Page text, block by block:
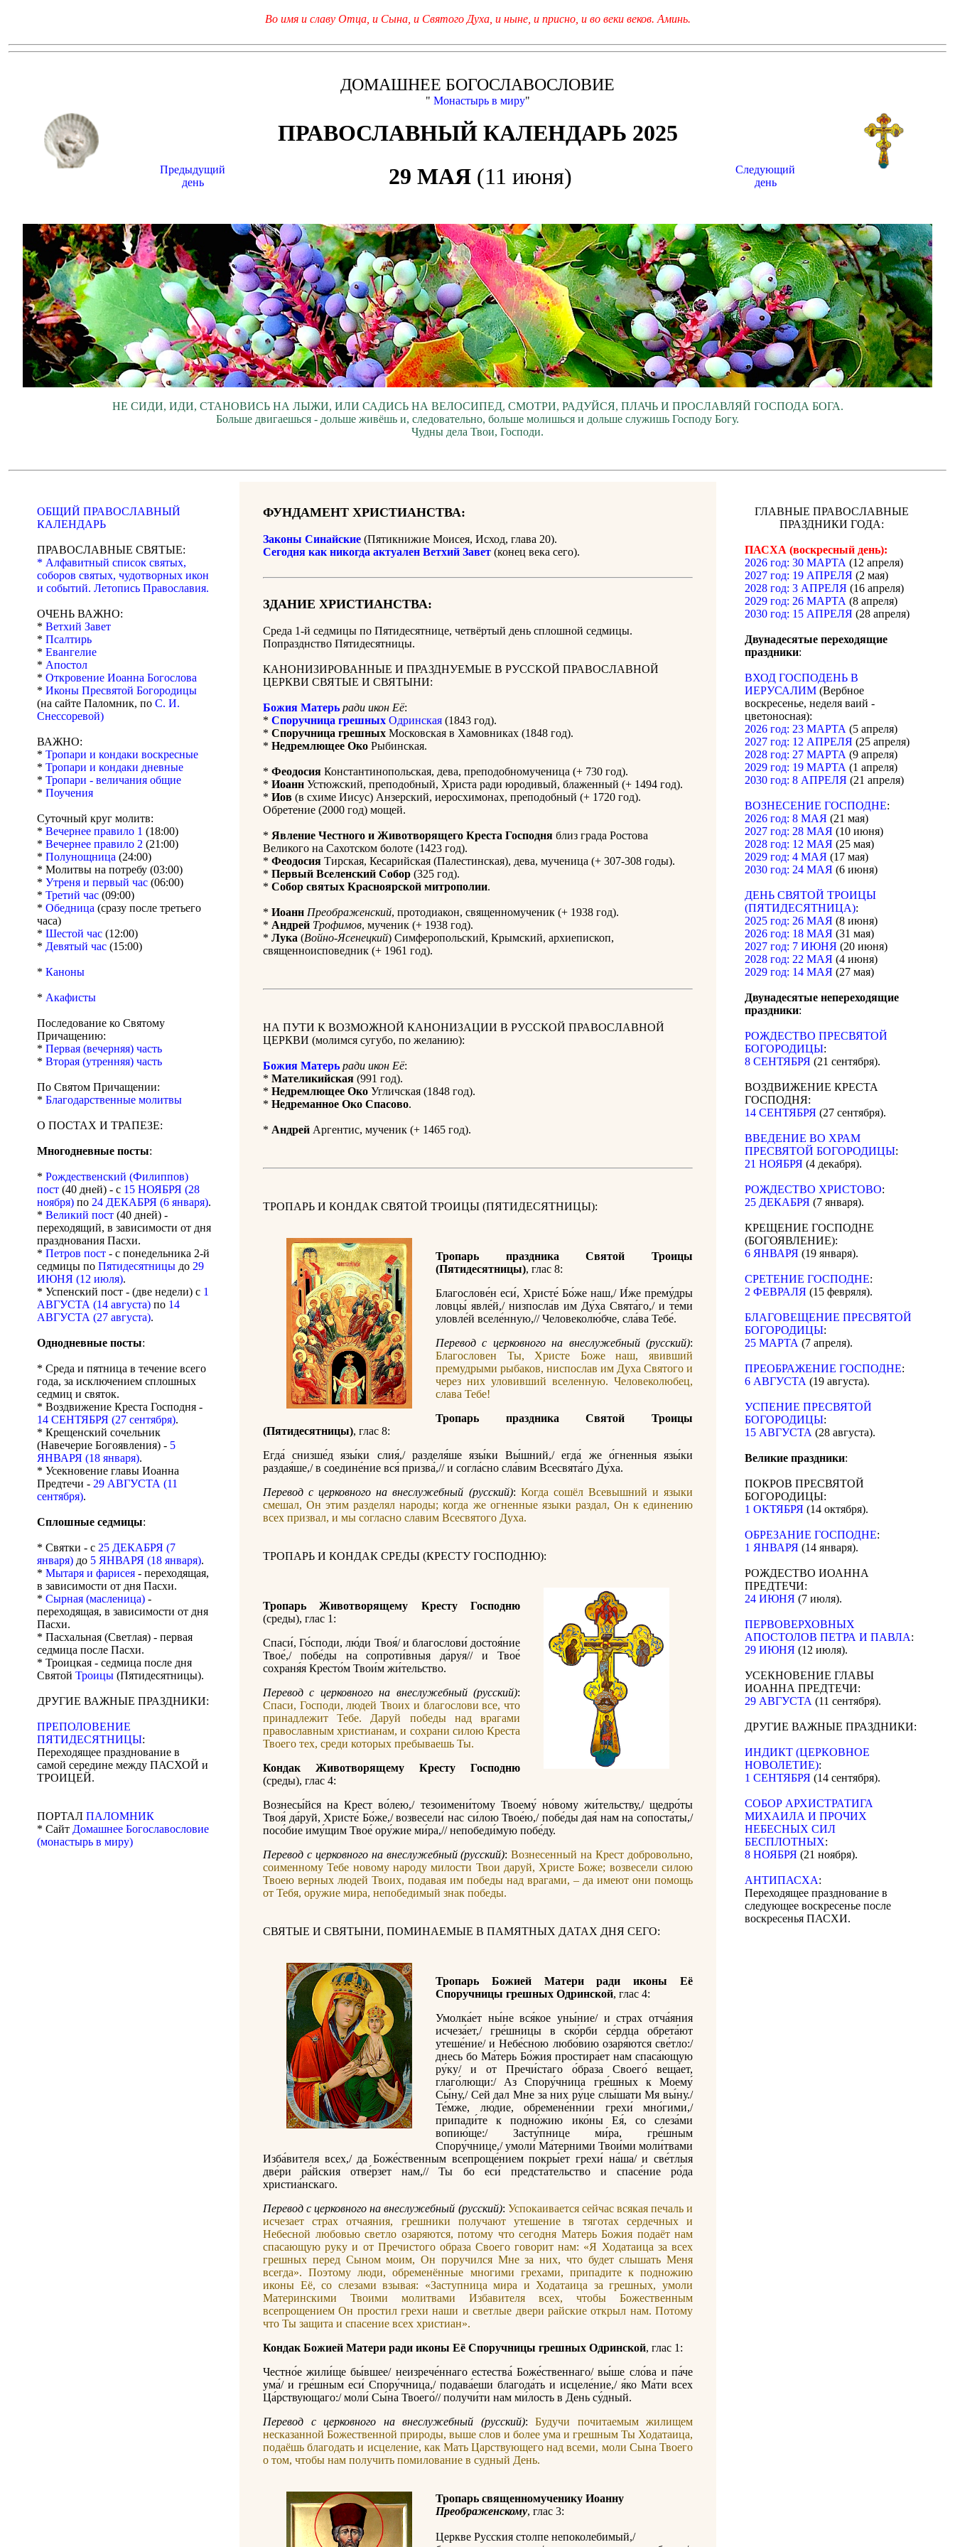
Во имя и славу Отца, и Сына, и Святого Духа, и ныне, и присно, и во веки веков. Аминь.
ДОМАШНЕЕ БОГОСЛАВОСЛОВИЕ
" Монастырь в миру"
ПРАВОСЛАВНЫЙ КАЛЕНДАРЬ 2025
Предыдущий
день
29 МАЯ (11 июня)
Следующий
день
НЕ СИДИ, ИДИ, СТАНОВИСЬ НА ЛЫЖИ, ИЛИ САДИСЬ НА ВЕЛОСИПЕД, СМОТРИ, РАДУЙСЯ, ПЛАЧЬ И ПРОСЛАВЛЯЙ ГОСПОДА БОГА.
Больше двигаешься - дольше живёшь и, следовательно, больше молишься и дольше служишь Господу Богу.
Чудны дела Твои, Господи.
ОБЩИЙ ПРАВОСЛАВНЫЙ
КАЛЕНДАРЬ
ПРАВОСЛАВНЫЕ СВЯТЫЕ:
* Алфавитный список святых,
соборов святых, чудотворных икон
и событий. Летопись Православия.
ОЧЕНЬ ВАЖНО:
* Ветхий Завет
* Псалтирь
* Евангелие
* Апостол
* Откровение Иоанна Богослова
* Иконы Пресвятой Богородицы
(на сайте Паломник, по С. И.
Снессоревой)
ВАЖНО:
* Тропари и кондаки воскресные
* Тропари и кондаки дневные
* Тропари - величания общие
* Поучения
Суточный круг молитв:
* Вечернее правило 1 (18:00)
* Вечернее правило 2 (21:00)
* Полунощница (24:00)
* Молитвы на потребу (03:00)
* Утреня и первый час (06:00)
* Третий час (09:00)
* Обедница (сразу после третьего
часа)
* Шестой час (12:00)
* Девятый час (15:00)
* Каноны
* Акафисты
Последование ко Святому
Причащению:
* Первая (вечерняя) часть
* Вторая (утренняя) часть
По Святом Причащении:
* Благодарственные молитвы
О ПОСТАХ И ТРАПЕЗЕ:
Многодневные посты:
* Рождественский (Филиппов)
пост (40 дней) - с 15 НОЯБРЯ (28
ноября) по 24 ДЕКАБРЯ (6 января).
* Великий пост (40 дней) -
переходящий, в зависимости от дня
празднования Пасхи.
* Петров пост - с понедельника 2-й
седмицы по Пятидесятницы до 29
ИЮНЯ (12 июля).
* Успенский пост - (две недели) с 1
АВГУСТА (14 августа) по 14
АВГУСТА (27 августа).
Однодневные посты:
* Среда и пятница в течение всего
года, за исключением сплошных
седмиц и святок.
* Воздвижение Креста Господня -
14 СЕНТЯБРЯ (27 сентября).
* Крещенский сочельник
(Навечерие Богоявления) - 5
ЯНВАРЯ (18 января).
* Усекновение главы Иоанна
Предтечи - 29 АВГУСТА (11
сентября).
Сплошные седмицы:
* Святки - с 25 ДЕКАБРЯ (7
января) до 5 ЯНВАРЯ (18 января).
* Мытаря и фарисея - переходящая,
в зависимости от дня Пасхи.
* Сырная (масленица) -
переходящая, в зависимости от дня
Пасхи.
* Пасхальная (Светлая) - первая
седмица после Пасхи.
* Троицкая - седмица после дня
Святой Троицы (Пятидесятницы).
ДРУГИЕ ВАЖНЫЕ ПРАЗДНИКИ:
ПРЕПОЛОВЕНИЕ
ПЯТИДЕСЯТНИЦЫ:
Переходящее празднование в
самой середине между ПАСХОЙ и
ТРОИЦЕЙ.
ПОРТАЛ ПАЛОМНИК
* Сайт Домашнее Богославословие
(монастырь в миру)
ФУНДАМЕНТ ХРИСТИАНСТВА:
Законы Синайские (Пятикнижие Моисея, Исход, глава 20).
Сегодня как никогда актуален Ветхий Завет (конец века сего).
ЗДАНИЕ ХРИСТИАНСТВА:
Среда 1-й седмицы по Пятидесятнице, четвёртый день сплошной седмицы.
Попразднство Пятидесятницы.
КАНОНИЗИРОВАННЫЕ И ПРАЗДНУЕМЫЕ В РУССКОЙ ПРАВОСЛАВНОЙ
ЦЕРКВИ СВЯТЫЕ И СВЯТЫНИ:
Божия Матерь ради икон Её:
* Споручница грешных Одринская (1843 год).
* Споручница грешных Московская в Хамовниках (1848 год).
* Недремлющее Око Рыбинская.
* Феодосия Константинопольская, дева, преподобномученица (+ 730 год).
* Иоанн Устюжский, преподобный, Христа ради юродивый, блаженный (+ 1494 год).
* Иов (в схиме Иисус) Анзерский, иеросхимонах, преподобный (+ 1720 год).
Обретение (2000 год) мощей.
* Явление Честного и Животворящего Креста Господня близ града Ростова
Великого на Сахотском болоте (1423 год).
* Феодосия Тирская, Кесарийская (Палестинская), дева, мученица (+ 307-308 годы).
* Первый Вселенский Собор (325 год).
* Собор святых Красноярской митрополии.
* Иоанн Преображенский, протодиакон, священномученик (+ 1938 год).
* Андрей Трофимов, мученик (+ 1938 год).
* Лука (Войно-Ясенецкий) Симферопольский, Крымский, архиепископ,
священноисповедник (+ 1961 год).
НА ПУТИ К ВОЗМОЖНОЙ КАНОНИЗАЦИИ В РУССКОЙ ПРАВОСЛАВНОЙ
ЦЕРКВИ (молимся сугубо, по желанию):
Божия Матерь ради икон Её:
* Мателикийская (991 год).
* Недремлющее Око Угличская (1848 год).
* Недреманное Око Спасово.
* Андрей Аргентис, мученик (+ 1465 год).
ТРОПАРЬ И КОНДАК СВЯТОЙ ТРОИЦЫ (ПЯТИДЕСЯТНИЦЫ):
Тропарь праздника Святой Троицы
(Пятидесятницы), глас 8:
Благослове́н еси́, Христе́ Бо́же наш,/ И́же прему́дры
ловцы́ явле́й,/ низпосла́в им Ду́ха Свята́го,/ и те́ми
уловле́й вселе́нную,// Человеколю́бче, сла́ва Тебе́.
Перевод с церковного на внеслужебный (русский):
Благословен Ты, Христе Боже наш, явивший
премудрыми рыбаков, ниспослав им Духа Святого и
через них уловивший вселенную. Человеколюбец,
слава Тебе!
Тропарь праздника Святой Троицы
(Пятидесятницы), глас 8:
Егда́ снизше́д язы́ки слия́,/ разделя́ше язы́ки Вы́шний,/ егда́ же о́гненныя язы́ки
раздая́ше,/ в соедине́ние вся́ призва́,// и согла́сно сла́вим Всесвята́го Ду́ха.
Перевод с церковного на внеслужебный (русский): Когда сошёл Всевышний и языки
смешал, Он этим разделял народы; когда же огненные языки раздал, Он к единению
всех призвал, и мы согласно славим Всесвятого Духа.
ТРОПАРЬ И КОНДАК СРЕДЫ (КРЕСТУ ГОСПОДНЮ):
Тропарь Животворящему Кресту Господню
(среды), глас 1:
Спаси́, Го́споди, лю́ди Твоя́/ и благослови́ достоя́ние
Твое́,/ побе́ды на сопроти́вныя да́руя// и Твое́
сохраня́я Кресто́м Твои́м жи́тельство.
Перевод c церковного на внеслужебный (русский):
Спаси, Господи, людей Твоих и благослови все, что
принадлежит Тебе. Даруй победы над врагами
православным христианам, и сохрани силою Креста
Твоего тех, среди которых пребываешь Ты.
Кондак Животворящему Кресту Господню
(среды), глас 4:
Вознесы́йся на Крест во́лею,/ тезоимени́тому Твоему́ но́вому жи́тельству,/ щедро́ты
Твоя́ да́руй, Христе́ Бо́же,/ возвесели́ нас си́лою Твое́ю,/ побе́ды дая́ нам на сопоста́ты,/
посо́бие иму́щим Твое́ ору́жие ми́ра,// непобеди́мую побе́ду.
Перевод c церковного на внеслужебный (русский):Вознесенный на Крест добровольно,
соименному Тебе новому народу милости Твои даруй, Христе Боже; возвесели силою
Твоею верных людей Твоих, подавая им победы над врагами, – да имеют они помощь
от Тебя, оружие мира, непобедимый знак победы.
СВЯТЫЕ И СВЯТЫНИ, ПОМИНАЕМЫЕ В ПАМЯТНЫХ ДАТАХ ДНЯ СЕГО:
Тропарь Божией Матери ради иконы Её
Споручницы грешных Одринской, глас 4:
Умолка́ет ны́не вся́кое уны́ние/ и страх отча́яния
исчеза́ет,/ гре́шницы в ско́рби се́рдца обрета́ют
утеше́ние/ и Небе́сною любо́вию озаря́ются све́тло:/
днесь бо Ма́терь Бо́жия простира́ет нам спаса́ющую
ру́ку/ и от Пречи́стаго о́браза Своего́ веща́ет,
глаго́лющи:/ Аз Спору́чница гре́шных к Моему́
Сы́ну,/ Сей дал Мне за них ру́це слы́шати Мя вы́ну./
Те́мже, лю́дие, обремене́ннии грехи́ мно́гими,/
припади́те к подно́жию ико́ны Ея́, со слеза́ми
вопию́ще:/ Засту́пнице ми́ра, гре́шным
Спору́чнице,/ умоли́ Ма́терними Твои́ми моли́твами
Изба́вителя всех,/ да Боже́ственным всепроще́нием покры́ет грехи́ на́ша/ и све́тлыя
две́ри ра́йския отве́рзет нам,// Ты бо еси́ предста́тельство и спасе́ние ро́да
христиа́нскаго.
Перевод c церковного на внеслужебный (русский): Успокаивается сейчас всякая печаль и
исчезает страх отчаяния, грешники получают утешение в тяготах сердечных и
Небесной любовью светло озаряются, потому что сегодня Матерь Божия подаёт нам
спасающую руку и от Пречистого образа Своего говорит нам: «Я Ходатаица за всех
грешных перед Сыном моим, Он поручился Мне за них, что будет слышать Меня
всегда». Поэтому люди, обременённые многими грехами, припадите к подножию
иконы Её, со слезами взывая: «Заступница мира и Ходатаица за грешных, умоли
Материнскими Твоими молитвами Избавителя всех, чтобы Божественным
всепрощением Он простил грехи наши и светлые двери райские открыл нам. Потому
что Ты защита и спасение всех христиан».
Кондак Божией Матери ради иконы Её Споручницы грешных Одринской, глас 1:
Честно́е жили́ще бы́вшее/ неизрече́ннаго естества́ Боже́ственнаго/ вы́ше сло́ва и па́че
ума́/ и гре́шным еси́ Спору́чница,/ подава́еши благода́ть и исцеле́ние,/ я́ко Ма́ти всех
Ца́рствующаго:/ моли́ Сы́на Твоего́// получи́ти нам ми́лость в День су́дный.
Перевод c церковного на внеслужебный (русский): Будучи почитаемым жилищем
несказанной Божественной природы, выше слов и более ума и грешным Ты Ходатаица,
подаёшь благодать и исцеление, как Мать Царствующего над всеми, моли Сына Твоего
о том, чтобы нам получить помилование в судный День.
Тропарь священномученику Иоанну
Преображенскому, глас 3:
Церкве Русския столпе непоколебимый,/
ГЛАВНЫЕ ПРАВОСЛАВНЫЕ
ПРАЗДНИКИ ГОДА:
ПАСХА (воскресный день):
2026 год: 30 МАРТА (12 апреля)
2027 год: 19 АПРЕЛЯ (2 мая)
2028 год: 3 АПРЕЛЯ (16 апреля)
2029 год: 26 МАРТА (8 апреля)
2030 год: 15 АПРЕЛЯ (28 апреля)
Двунадесятые переходящие
праздники:
ВХОД ГОСПОДЕНЬ В
ИЕРУСАЛИМ (Вербное
воскресенье, неделя ваий -
цветоносная):
2026 год: 23 МАРТА (5 апреля)
2027 год: 12 АПРЕЛЯ (25 апреля)
2028 год: 27 МАРТА (9 апреля)
2029 год: 19 МАРТА (1 апреля)
2030 год: 8 АПРЕЛЯ (21 апреля)
ВОЗНЕСЕНИЕ ГОСПОДНЕ:
2026 год: 8 МАЯ (21 мая)
2027 год: 28 МАЯ (10 июня)
2028 год: 12 МАЯ (25 мая)
2029 год: 4 МАЯ (17 мая)
2030 год: 24 МАЯ (6 июня)
ДЕНЬ СВЯТОЙ ТРОИЦЫ
(ПЯТИДЕСЯТНИЦА):
2025 год: 26 МАЯ (8 июня)
2026 год: 18 МАЯ (31 мая)
2027 год: 7 ИЮНЯ (20 июня)
2028 год: 22 МАЯ (4 июня)
2029 год: 14 МАЯ (27 мая)
Двунадесятые непереходящие
праздники:
РОЖДЕСТВО ПРЕСВЯТОЙ
БОГОРОДИЦЫ:
8 СЕНТЯБРЯ (21 сентября).
ВОЗДВИЖЕНИЕ КРЕСТА
ГОСПОДНЯ:
14 СЕНТЯБРЯ (27 сентября).
ВВЕДЕНИЕ ВО ХРАМ
ПРЕСВЯТОЙ БОГОРОДИЦЫ:
21 НОЯБРЯ (4 декабря).
РОЖДЕСТВО ХРИСТОВО:
25 ДЕКАБРЯ (7 января).
КРЕЩЕНИЕ ГОСПОДНЕ
(БОГОЯВЛЕНИЕ):
6 ЯНВАРЯ (19 января).
СРЕТЕНИЕ ГОСПОДНЕ:
2 ФЕВРАЛЯ (15 февряля).
БЛАГОВЕЩЕНИЕ ПРЕСВЯТОЙ
БОГОРОДИЦЫ:
25 МАРТА (7 апреля).
ПРЕОБРАЖЕНИЕ ГОСПОДНЕ:
6 АВГУСТА (19 августа).
УСПЕНИЕ ПРЕСВЯТОЙ
БОГОРОДИЦЫ:
15 АВГУСТА (28 августа).
Великие праздники:
ПОКРОВ ПРЕСВЯТОЙ
БОГОРОДИЦЫ:
1 ОКТЯБРЯ (14 октября).
ОБРЕЗАНИЕ ГОСПОДНЕ:
1 ЯНВАРЯ (14 января).
РОЖДЕСТВО ИОАННА
ПРЕДТЕЧИ:
24 ИЮНЯ (7 июля).
ПЕРВОВЕРХОВНЫХ
АПОСТОЛОВ ПЕТРА И ПАВЛА:
29 ИЮНЯ (12 июля).
УСЕКНОВЕНИЕ ГЛАВЫ
ИОАННА ПРЕДТЕЧИ:
29 АВГУСТА (11 сентября).
ДРУГИЕ ВАЖНЫЕ ПРАЗДНИКИ:
ИНДИКТ (ЦЕРКОВНОЕ
НОВОЛЕТИЕ):
1 СЕНТЯБРЯ (14 сентября).
CОБОР АРХИСТРАТИГА
МИХАИЛА И ПРОЧИХ
НЕБЕСНЫХ СИЛ
БЕСПЛОТНЫХ:
8 НОЯБРЯ (21 ноября).
АНТИПАСХА:
Переходящее празднование в
следующее воскресенье после
воскресенья ПАСХИ.